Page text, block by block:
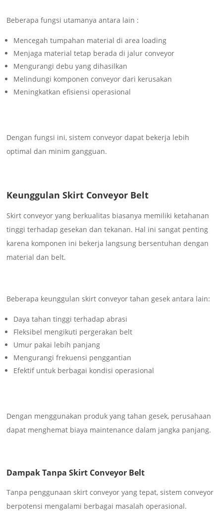
Beberapa fungsi utamanya antara lain :
Mencegah tumpahan material di area loading
Menjaga material tetap berada di jalur conveyor
Mengurangi debu yang dihasilkan
Melindungi komponen conveyor dari kerusakan
Meningkatkan efisiensi operasional
Dengan fungsi ini, sistem conveyor dapat bekerja lebih
optimal dan minim gangguan.
Keunggulan Skirt Conveyor Belt
Skirt conveyor yang berkualitas biasanya memiliki ketahanan
tinggi terhadap gesekan dan tekanan. Hal ini sangat penting
karena komponen ini bekerja langsung bersentuhan dengan
material dan belt.
Beberapa keunggulan skirt conveyor tahan gesek antara lain:
Daya tahan tinggi terhadap abrasi
Fleksibel mengikuti pergerakan belt
Umur pakai lebih panjang
Mengurangi frekuensi penggantian
Efektif untuk berbagai kondisi operasional
Dengan menggunakan produk yang tahan gesek, perusahaan
dapat menghemat biaya maintenance dalam jangka panjang.
Dampak Tanpa Skirt Conveyor Belt
Tanpa penggunaan skirt conveyor yang tepat, sistem conveyor
berpotensi mengalami berbagai masalah operasional.